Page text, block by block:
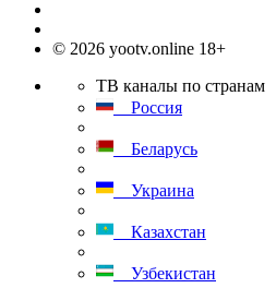
© 2026 yootv.online 18+
ТВ каналы по странам
Россия
Беларусь
Украина
Казахстан
Узбекистан